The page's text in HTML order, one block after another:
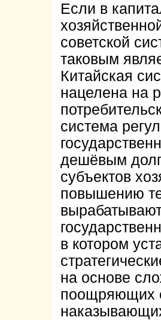
Если в
советской
таковым
Китайская
нацелена на
система
дешёвым
субъектов
повышению
в котором
на основе
поощряющих